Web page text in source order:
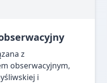
z
obserwacyjnym,
i